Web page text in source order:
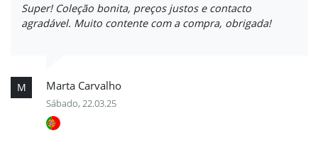
Super! Coleção bonita, preços justos e contacto
agradável. Muito contente com a compra, obrigada!
M Marta Carvalho
Sábado, 22.03.25